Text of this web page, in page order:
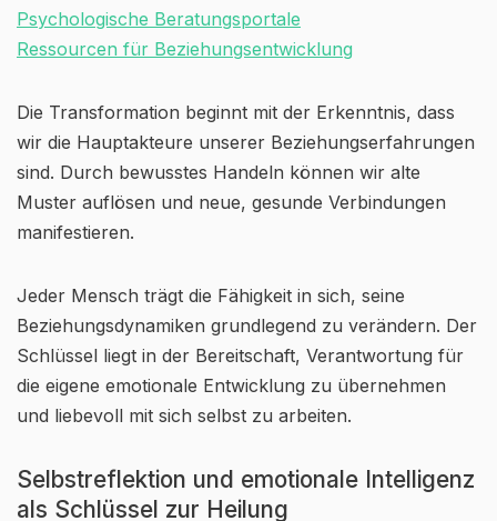
Psychologische Beratungsportale
Ressourcen für Beziehungsentwicklung
Die Transformation beginnt mit der Erkenntnis, dass
wir die Hauptakteure unserer Beziehungserfahrungen
sind. Durch bewusstes Handeln können wir alte
Muster auflösen und neue, gesunde Verbindungen
manifestieren.
Jeder Mensch trägt die Fähigkeit in sich, seine
Beziehungsdynamiken grundlegend zu verändern. Der
Schlüssel liegt in der Bereitschaft, Verantwortung für
die eigene emotionale Entwicklung zu übernehmen
und liebevoll mit sich selbst zu arbeiten.
Selbstreflektion und emotionale Intelligenz
als Schlüssel zur Heilung